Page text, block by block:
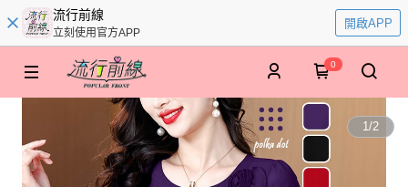
流行前線
立刻使用官方APP
開啟APP
0
1/2